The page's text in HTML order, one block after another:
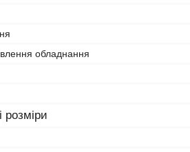
обладнання
розміри